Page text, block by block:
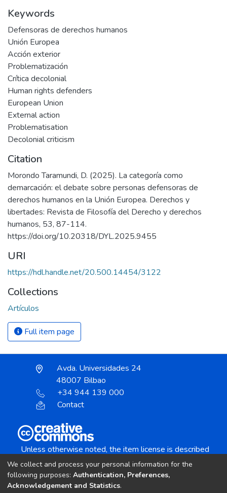
Keywords
Defensoras de derechos humanos
Unión Europea
Acción exterior
Problematización
Crítica decolonial
Human rights defenders
European Union
External action
Problematisation
Decolonial criticism
Citation
Morondo Taramundi, D. (2025). La categoría como
demarcación: el debate sobre personas defensoras de
derechos humanos en la Unión Europea. Derechos y
libertades: Revista de Filosofía del Derecho y derechos
humanos, 53, 87-114.
https://doi.org/10.20318/DYL.2025.9455
URI
https://hdl.handle.net/20.500.14454/3122
Collections
Artículos
Full item page
Avda. Universidades 24
48007 Bilbao
+34 944 139 000
Contact
Unless otherwise noted, the item license is described
Creative Commons Attribution-NonCommercial-
We collect and process your personal information for the
following purposes: Authentication, Preferences,
Acknowledgement and Statistics.